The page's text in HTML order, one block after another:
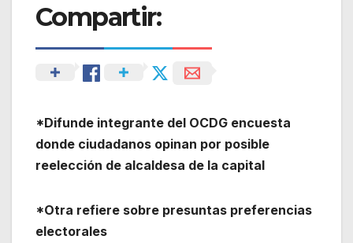
Compartir:
*Difunde integrante del OCDG encuesta
donde ciudadanos opinan por posible
reelección de alcaldesa de la capital
*Otra refiere sobre presuntas preferencias
electorales